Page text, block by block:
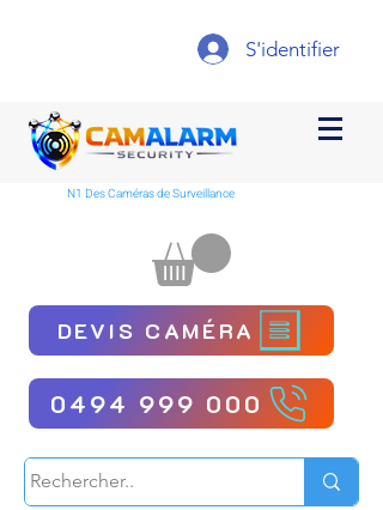
S'identifier
N1 Des Caméras de Surveillance
DEVIS CAMÉRA
0494 999 000